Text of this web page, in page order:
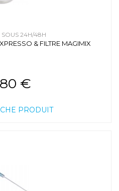
SOUS 24H/48H
& FILTRE MAGIMIX
€
PRODUIT